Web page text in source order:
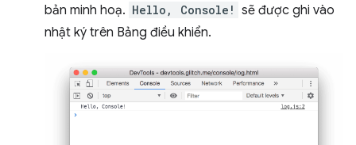
bản minh hoạ. Hello, Console! sẽ được ghi vào
nhật ký trên Bảng điều khiển.